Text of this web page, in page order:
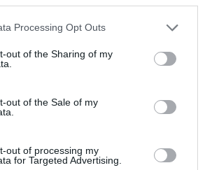
this website/app uses one or more Google
visit or usage behaviour. You may click to
to Google and its third-party tags to
below specified purposes in below Google
Processing Opt Outs
out of the Sharing of my
out of the Sale of my
out of processing my
for Targeted Advertising.
véleményét tartalmazzák.
mások személyiségi jogainak és jó hírnevének
kommenteljenek!
legfrissebb hírei: